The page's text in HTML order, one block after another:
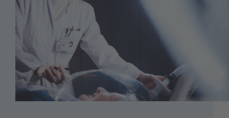
Leistungen
Über uns
Karriere